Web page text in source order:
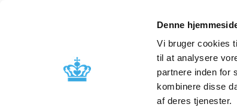
Denne
Vi bruger cookies
til at analysere
partnere inden for
kombinere disse
af deres tjenester.
Godkendelse og